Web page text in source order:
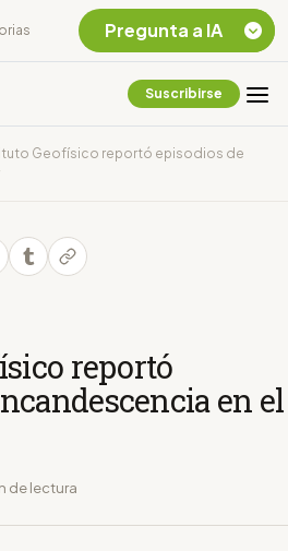
Suscribirse
Geofísico reportó episodios de
reportó
en el
de lectura
Pregunta a IA
Chevron Ecuador